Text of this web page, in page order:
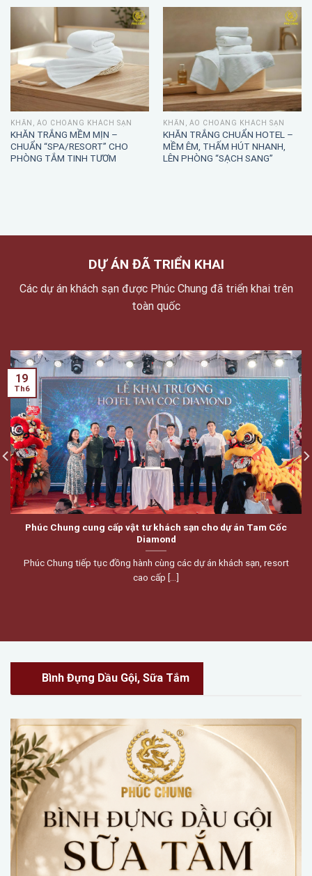
KHĂN, ÁO CHOÀNG KHÁCH SẠN
KHĂN TRẮNG MỀM MỊN –
CHUẨN “SPA/RESORT” CHO
PHÒNG TẮM TINH TƯƠM
KHĂN, ÁO CHOÀNG KHÁCH SẠN
KHĂN TRẮNG CHUẨN HOTEL –
MỀM ÊM, THẤM HÚT NHANH,
LÊN PHÒNG “SẠCH SANG”
DỰ ÁN ĐÃ TRIỂN KHAI
Các dự án khách sạn được Phúc Chung đã triển khai trên
toàn quốc
Phúc Chung cung cấp vật tư khách sạn cho dự án Tam Cốc
Diamond
Phúc Chung tiếp tục đồng hành cùng các dự án khách sạn, resort
cao cấp [...]
19
Th6
Bình Đựng Dầu Gội, Sữa Tắm